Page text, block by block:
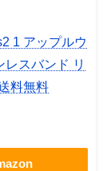
1 アップルウ
スバンド リ
料無料